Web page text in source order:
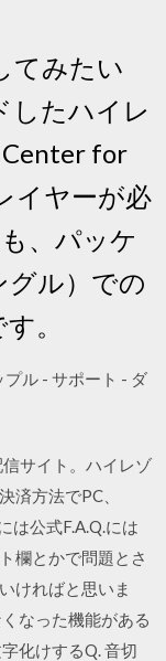
てみたい
したハイレ
for
イヤーが必
、パッケ
グル）での
。
ル - サポート - ダ
サイト。ハイレゾ
済方法でPC、
は公式F.A.Q.には
欄とかで問題とさ
ければと思いま
なった機能がある
化けするQ. 音切